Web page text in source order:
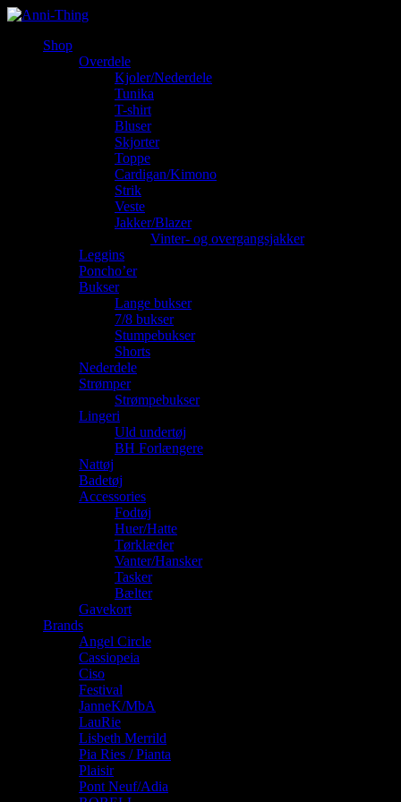
Shop
Overdele
Kjoler/Nederdele
Tunika
T-shirt
Bluser
Skjorter
Toppe
Cardigan/Kimono
Strik
Veste
Jakker/Blazer
Vinter- og overgangsjakker
Leggins
Poncho’er
Bukser
Lange bukser
7/8 bukser
Stumpebukser
Shorts
Nederdele
Strømper
Strømpebukser
Lingeri
Uld undertøj
BH Forlængere
Nattøj
Badetøj
Accessories
Fodtøj
Huer/Hatte
Tørklæder
Vanter/Hansker
Tasker
Bælter
Gavekort
Brands
Angel Circle
Cassiopeia
Ciso
Festival
JanneK/MbA
LauRie
Lisbeth Merrild
Pia Ries / Pianta
Plaisir
Pont Neuf/Adia